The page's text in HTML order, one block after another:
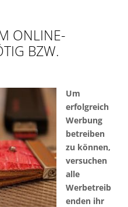
ONLINE-
BZW.
Um
erfolgreich
Werbung
betreiben
zu können,
versuchen
alle
Werbetreib
enden ihr